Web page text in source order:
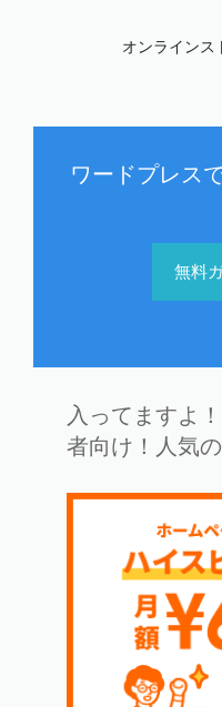
オンラインス
ワードプレス
無料
入ってますよ
者向け！人気